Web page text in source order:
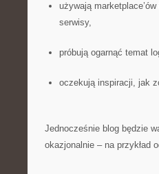
używają
serwisy,
próbują ogarnąć temat
oczekują inspiracji, jak
Jednocześnie blog będzie
okazjonalnie – na przykład